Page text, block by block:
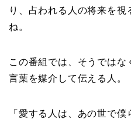
り、占われる人の将来を視
ね。
この番組では、そうでは
言葉を媒介して伝える人。
「愛する人は、あの世で